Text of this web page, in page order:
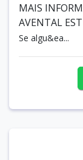
MAIS
AVENTAL
Se algu&ea...